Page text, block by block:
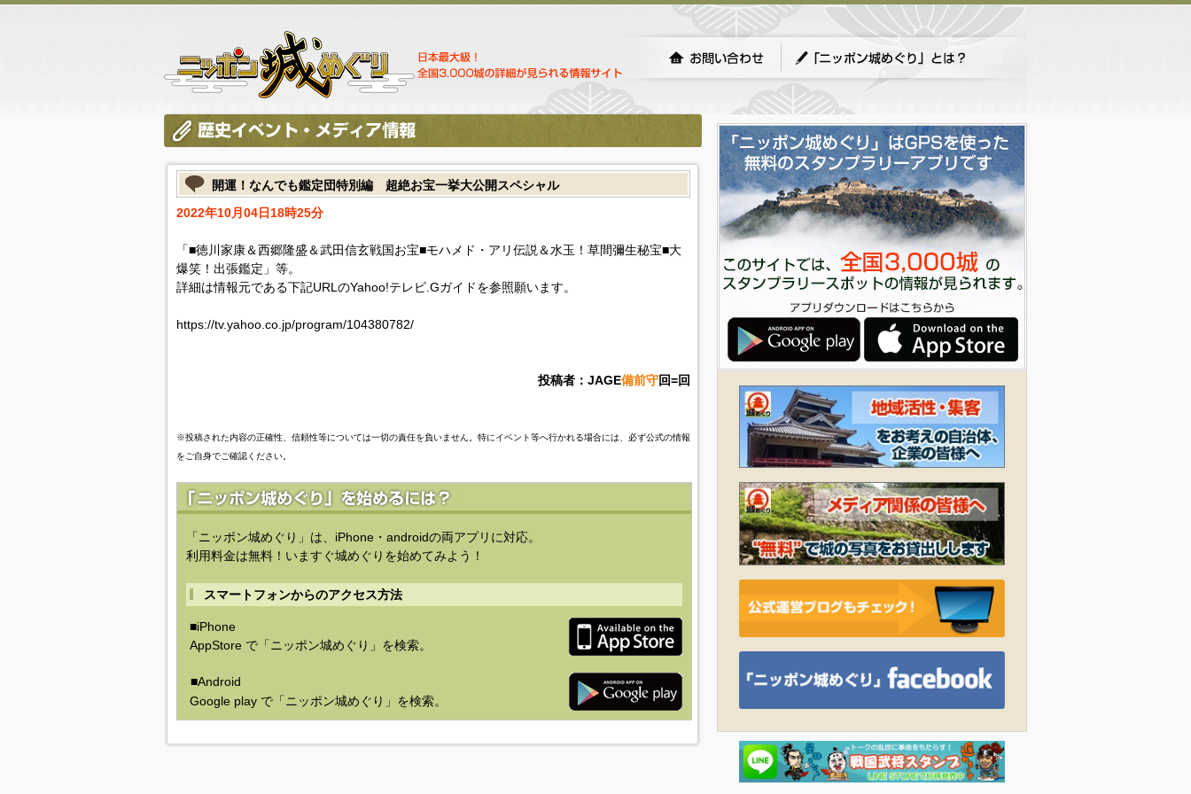
開運！なんでも鑑定団特別編 超絶お宝一挙大公開スペシャル
2022年10月04日18時25分
「■徳川家康＆西郷隆盛＆武田信玄戦国お宝■モハメド・アリ伝説＆水玉！草間彌生秘宝■大
爆笑！出張鑑定」等。
詳細は情報元である下記URLのYahoo!テレビ.Gガイドを参照願います。
https://tv.yahoo.co.jp/program/104380782/
投稿者：JAGE備前守回=回
※投稿された内容の正確性、信頼性等については一切の責任を負いません。特にイベント等へ行かれる場合には、必ず公式の情報
をご自身でご確認ください。
「ニッポン城めぐり」は、iPhone・androidの両アプリに対応。
利用料金は無料！いますぐ城めぐりを始めてみよう！
スマートフォンからのアクセス方法
■iPhone
AppStore で「ニッポン城めぐり」を検索。
■Android
Google play で「ニッポン城めぐり」を検索。